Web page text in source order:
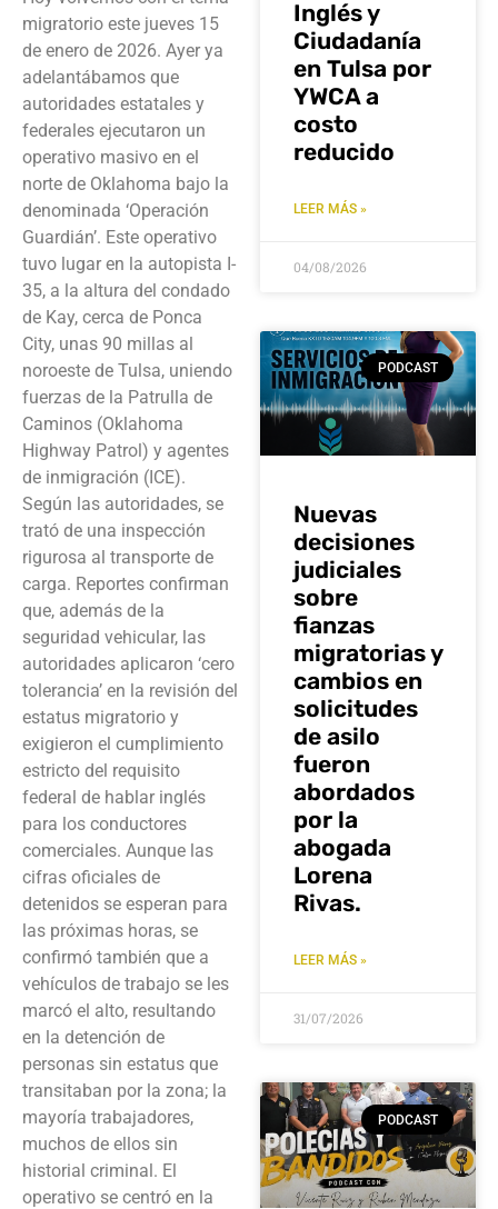
migratorio este jueves 15
de enero de 2026. Ayer ya
adelantábamos que
autoridades estatales y
federales ejecutaron un
operativo masivo en el
norte de Oklahoma bajo la
denominada ‘Operación
Guardián’. Este operativo
tuvo lugar en la autopista I-
35, a la altura del condado
de Kay, cerca de Ponca
City, unas 90 millas al
noroeste de Tulsa, uniendo
fuerzas de la Patrulla de
Caminos (Oklahoma
Highway Patrol) y agentes
de inmigración (ICE).
Según las autoridades, se
trató de una inspección
rigurosa al transporte de
carga. Reportes confirman
que, además de la
seguridad vehicular, las
autoridades aplicaron ‘cero
tolerancia’ en la revisión del
estatus migratorio y
exigieron el cumplimiento
estricto del requisito
federal de hablar inglés
para los conductores
comerciales. Aunque las
cifras oficiales de
detenidos se esperan para
las próximas horas, se
confirmó también que a
vehículos de trabajo se les
marcó el alto, resultando
en la detención de
personas sin estatus que
transitaban por la zona; la
mayoría trabajadores,
muchos de ellos sin
historial criminal. El
operativo se centró en la
Inglés y
Ciudadanía
en Tulsa por
YWCA a
costo
reducido
LEER MÁS »
04/08/2026
PODCAST
Nuevas
decisiones
judiciales
sobre
fianzas
migratorias y
cambios en
solicitudes
de asilo
fueron
abordados
por la
abogada
Lorena
Rivas.
LEER MÁS »
31/07/2026
PODCAST